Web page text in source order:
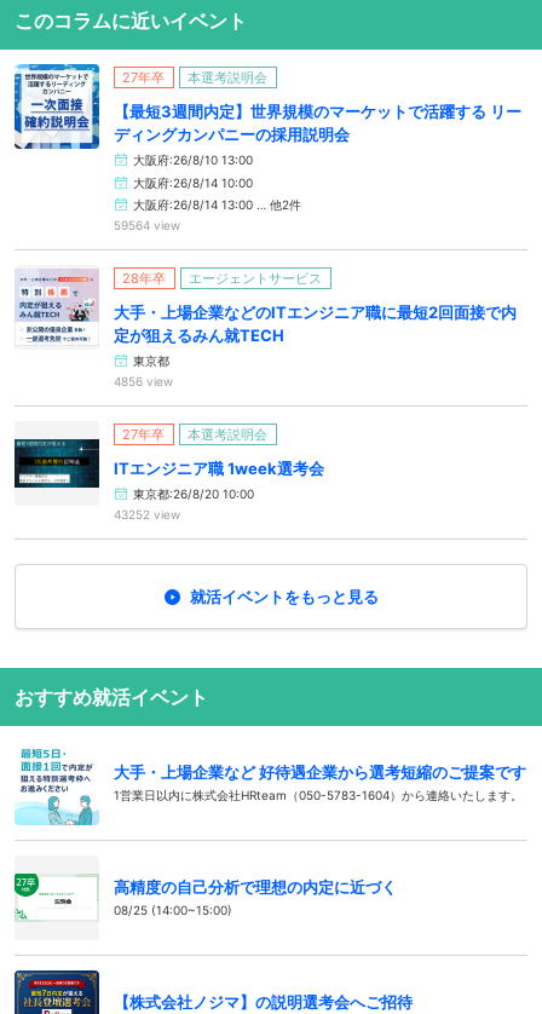
このコラムに近いイベント
27年卒 本選考説明会
【最短3週間内定】世界規模のマーケットで活躍する リー
ディングカンパニーの採用説明会
大阪府:26/8/10 13:00
大阪府:26/8/14 10:00
大阪府:26/8/14 13:00 … 他2件
59564 view
28年卒 エージェントサービス
大手・上場企業などのITエンジニア職に最短2回面接で内
定が狙えるみん就TECH
東京都
4856 view
27年卒 本選考説明会
ITエンジニア職 1week選考会
東京都:26/8/20 10:00
43252 view
就活イベントをもっと見る
おすすめ就活イベント
大手・上場企業など 好待遇企業から選考短縮のご提案です
1営業日以内に株式会社HRteam（050-5783-1604）から連絡いたします。
高精度の自己分析で理想の内定に近づく
08/25 (14:00~15:00)
【株式会社ノジマ】の説明選考会へご招待